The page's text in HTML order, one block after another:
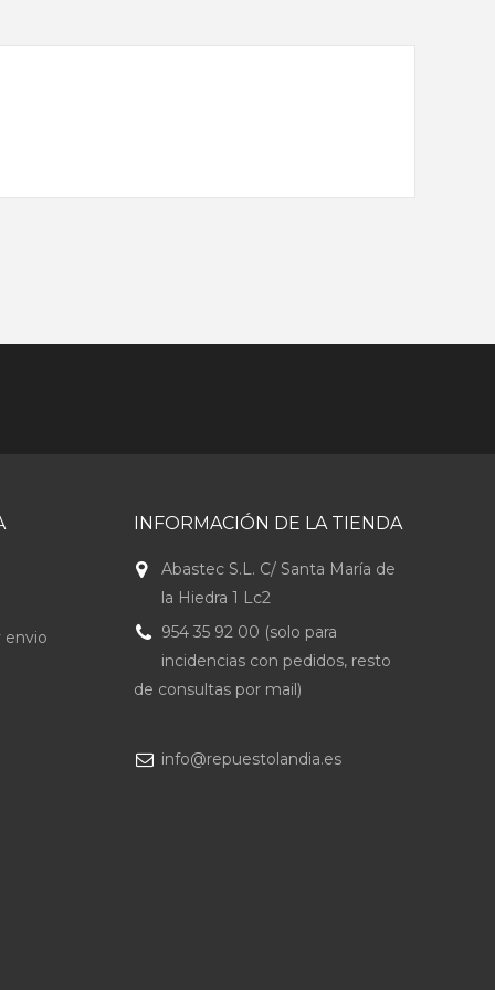
envio
INFORMACIÓN DE LA TIENDA
Abastec S.L. C/ Santa María de
la Hiedra 1 Lc2
954 35 92 00 (solo para
incidencias con pedidos, resto
de consultas por mail)
info@repuestolandia.es